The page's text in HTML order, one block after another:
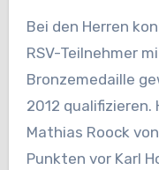
Bei den Herren
RSV-Teilnehmer
Bronzemedaille
2012
Mathias Roock
Punkten vor Karl